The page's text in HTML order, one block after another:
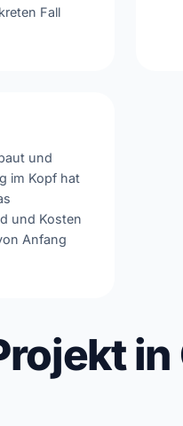
Fall
und
im Kopf hat
und Kosten
Anfang